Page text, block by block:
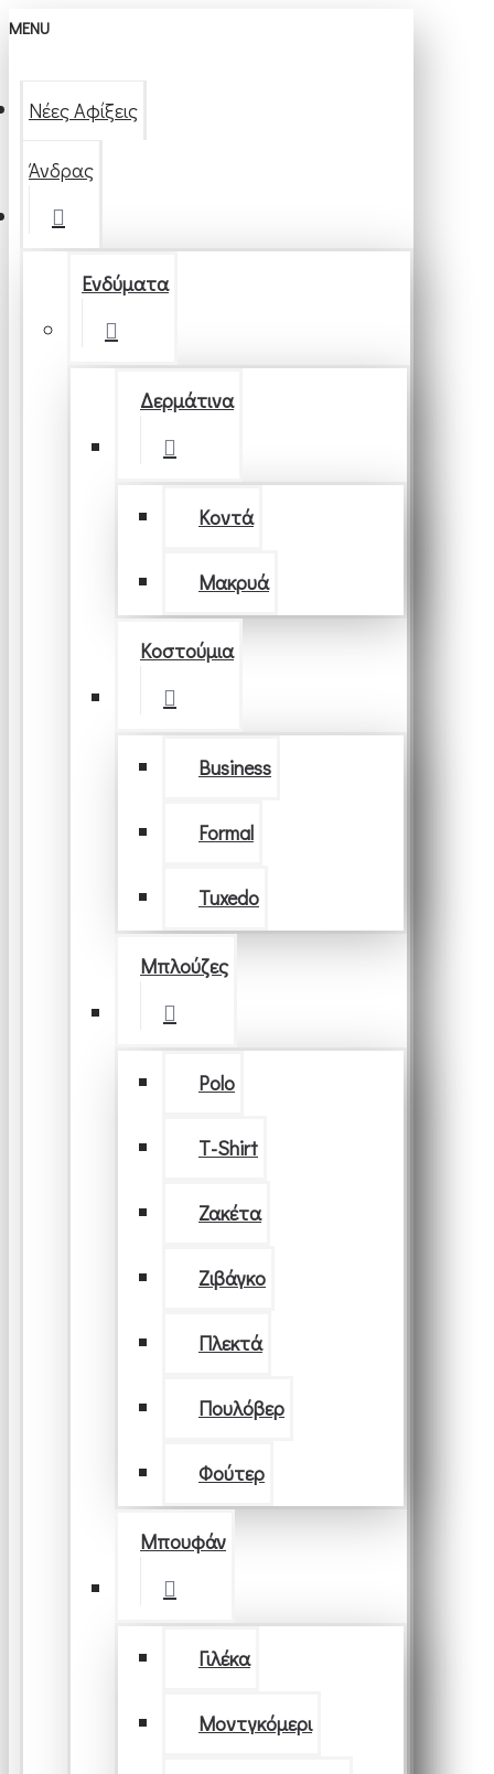
MENU
Νέες Αφίξεις
Άνδρας
Ενδύματα
Δερμάτινα
Κοντά
Μακρυά
Κοστούμια
Business
Formal
Tuxedo
Μπλούζες
Polo
T-Shirt
Ζακέτα
Ζιβάγκο
Πλεκτά
Πουλόβερ
Φούτερ
Μπουφάν
Γιλέκα
Μοντγκόμερι